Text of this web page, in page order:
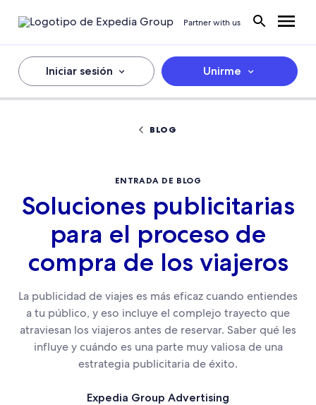
Partner with us
Iniciar sesión Unirme
BLOG
ENTRADA DE BLOG
Soluciones publicitarias
para el proceso de
compra de los viajeros
La publicidad de viajes es más eficaz cuando entiendes
a tu público, y eso incluye el complejo trayecto que
atraviesan los viajeros antes de reservar. Saber qué les
influye y cuándo es una parte muy valiosa de una
estrategia publicitaria de éxito.
Expedia Group Advertising